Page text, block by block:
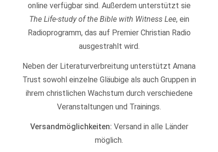
online verfügbar sind. Außerdem unterstützt sie
The Life-study of the Bible with Witness Lee, ein
Radioprogramm, das auf Premier Christian Radio
ausgestrahlt wird.
Neben der Literaturverbreitung unterstützt Amana
Trust sowohl einzelne Gläubige als auch Gruppen in
ihrem christlichen Wachstum durch verschiedene
Veranstaltungen und Trainings.
Versandmöglichkeiten: Versand in alle Länder
möglich.